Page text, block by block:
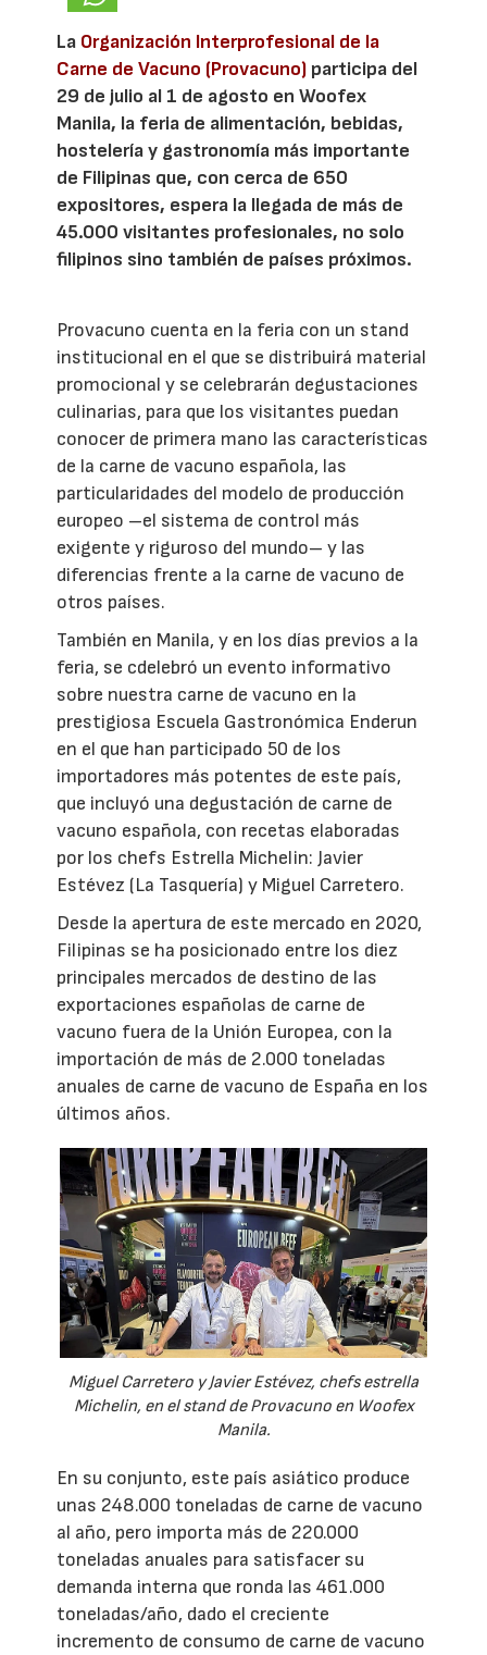
La Organización Interprofesional de la
Carne de Vacuno (Provacuno) participa del
29 de julio al 1 de agosto en Woofex
Manila, la feria de alimentación, bebidas,
hostelería y gastronomía más importante
de Filipinas que, con cerca de 650
expositores, espera la llegada de más de
45.000 visitantes profesionales, no solo
filipinos sino también de países próximos.
Provacuno cuenta en la feria con un stand
institucional en el que se distribuirá material
promocional y se celebrarán degustaciones
culinarias, para que los visitantes puedan
conocer de primera mano las características
de la carne de vacuno española, las
particularidades del modelo de producción
europeo –el sistema de control más
exigente y riguroso del mundo– y las
diferencias frente a la carne de vacuno de
otros países.
También en Manila, y en los días previos a la
feria, se cdelebró un evento informativo
sobre nuestra carne de vacuno en la
prestigiosa Escuela Gastronómica Enderun
en el que han participado 50 de los
importadores más potentes de este país,
que incluyó una degustación de carne de
vacuno española, con recetas elaboradas
por los chefs Estrella Michelin: Javier
Estévez (La Tasquería) y Miguel Carretero.
Desde la apertura de este mercado en 2020,
Filipinas se ha posicionado entre los diez
principales mercados de destino de las
exportaciones españolas de carne de
vacuno fuera de la Unión Europea, con la
importación de más de 2.000 toneladas
anuales de carne de vacuno de España en los
últimos años.
Miguel Carretero y Javier Estévez, chefs estrella
Michelin, en el stand de Provacuno en Woofex
Manila.
En su conjunto, este país asiático produce
unas 248.000 toneladas de carne de vacuno
al año, pero importa más de 220.000
toneladas anuales para satisfacer su
demanda interna que ronda las 461.000
toneladas/año, dado el creciente
incremento de consumo de carne de vacuno